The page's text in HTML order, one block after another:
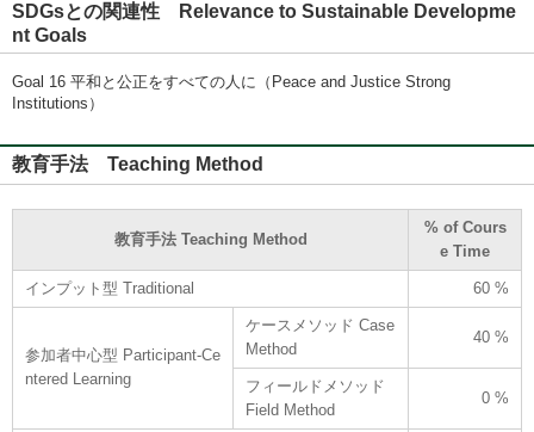
SDGsとの関連性 Relevance to Sustainable Developme
nt Goals
Goal 16 平和と公正をすべての人に（Peace and Justice Strong
Institutions）
教育手法 Teaching Method
教育手法 Teaching Method
% of Cours
e Time
インプット型 Traditional 60 %
参加者中心型 Participant-Ce
ntered Learning
ケースメソッド Case
Method
40 %
フィールドメソッド
Field Method
0 %